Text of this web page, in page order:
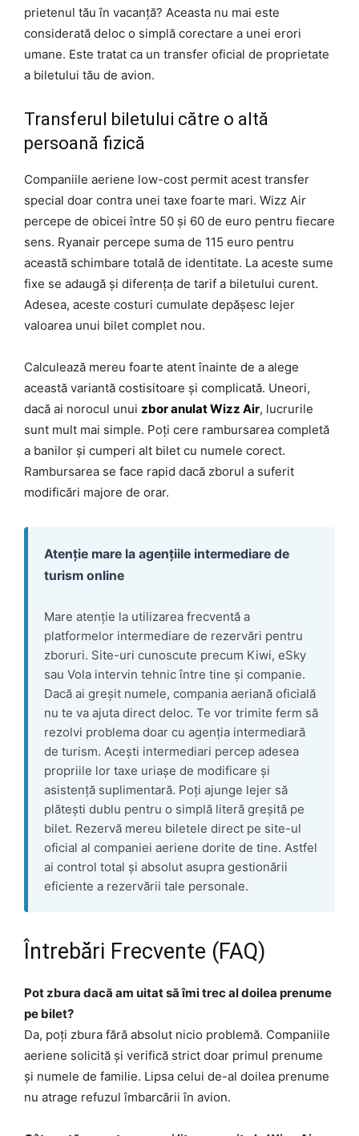
prietenul tău în vacanță? Aceasta nu mai este
considerată deloc o simplă corectare a unei erori
umane. Este tratat ca un transfer oficial de proprietate
a biletului tău de avion.
Transferul biletului către o altă
persoană fizică
Companiile aeriene low-cost permit acest transfer
special doar contra unei taxe foarte mari. Wizz Air
percepe de obicei între 50 și 60 de euro pentru fiecare
sens. Ryanair percepe suma de 115 euro pentru
această schimbare totală de identitate. La aceste sume
fixe se adaugă și diferența de tarif a biletului curent.
Adesea, aceste costuri cumulate depășesc lejer
valoarea unui bilet complet nou.
Calculează mereu foarte atent înainte de a alege
această variantă costisitoare și complicată. Uneori,
dacă ai norocul unui zbor anulat Wizz Air, lucrurile
sunt mult mai simple. Poți cere rambursarea completă
a banilor și cumperi alt bilet cu numele corect.
Rambursarea se face rapid dacă zborul a suferit
modificări majore de orar.
Atenție mare la agențiile intermediare de
turism online
Mare atenție la utilizarea frecventă a
platformelor intermediare de rezervări pentru
zboruri. Site-uri cunoscute precum Kiwi, eSky
sau Vola intervin tehnic între tine și companie.
Dacă ai greșit numele, compania aeriană oficială
nu te va ajuta direct deloc. Te vor trimite ferm să
rezolvi problema doar cu agenția intermediară
de turism. Acești intermediari percep adesea
propriile lor taxe uriașe de modificare și
asistență suplimentară. Poți ajunge lejer să
plătești dublu pentru o simplă literă greșită pe
bilet. Rezervă mereu biletele direct pe site-ul
oficial al companiei aeriene dorite de tine. Astfel
ai control total și absolut asupra gestionării
eficiente a rezervării tale personale.
Întrebări Frecvente (FAQ)
Pot zbura dacă am uitat să îmi trec al doilea prenume
pe bilet?
Da, poți zbura fără absolut nicio problemă. Companiile
aeriene solicită și verifică strict doar primul prenume
și numele de familie. Lipsa celui de-al doilea prenume
nu atrage refuzul îmbarcării în avion.